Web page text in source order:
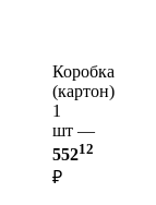
Коробка
(картон)
1
шт —
55212
₽